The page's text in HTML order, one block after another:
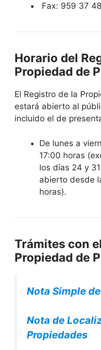
Fax: 959 37
Horario del
Propiedad de
El Registro de la
estará abierto al
incluido el de
De lunes a
17:00 horas
los días 24 y
abierto desde
horas).
Trámites con
Propiedad de
Nota Simple
Nota de
Propiedades